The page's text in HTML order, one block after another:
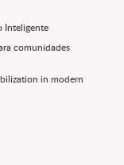
Inteligente
comunidades
in modern